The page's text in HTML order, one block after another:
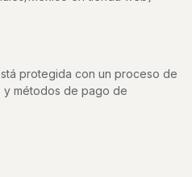
protegida con un proceso de
métodos de pago de